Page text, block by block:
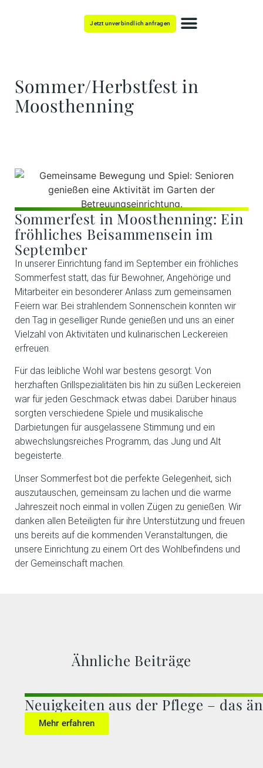
Jetzt unverbindlich anfragen
Sommer/Herbstfest in
Moosthenning
Sommerfest in Moosthenning: Ein
fröhliches Beisammensein im
September
In unserer Einrichtung fand im September ein fröhliches
Sommerfest statt, das für Bewohner, Angehörige und
Mitarbeiter ein besonderer Anlass zum gemeinsamen
Feiern war. Bei strahlendem Sonnenschein konnten wir
den Tag in geselliger Runde genießen und uns an einer
Vielzahl von Aktivitäten und kulinarischen Leckereien
erfreuen.
Für das leibliche Wohl war bestens gesorgt: Von
herzhaften Grillspezialitäten bis hin zu süßen Leckereien
war für jeden Geschmack etwas dabei. Darüber hinaus
sorgten verschiedene Spiele und musikalische
Darbietungen für ausgelassene Stimmung und ein
abwechslungsreiches Programm, das Jung und Alt
begeisterte.
Unser Sommerfest bot die perfekte Gelegenheit, sich
auszutauschen, gemeinsam zu lachen und die warme
Jahreszeit noch einmal in vollen Zügen zu genießen. Wir
danken allen Beteiligten für ihre Unterstützung und freuen
uns bereits auf die kommenden Veranstaltungen, die
unsere Einrichtung zu einem Ort des Wohlbefindens und
der Gemeinschaft machen.
Ähnliche Beiträge
Neuigkeiten aus der Pflege – das
Mehr erfahren